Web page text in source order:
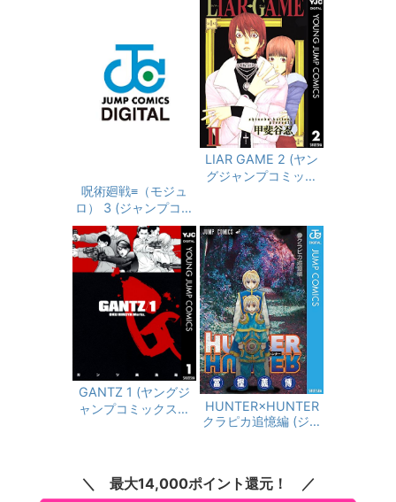
呪術廻戦≡（モジュ
ロ） 3 (ジャンプコミ
ックスDIGITAL)
LIAR GAME 2 (ヤン
グジャンプコミック
GANTZ 1 (ヤングジ
ャンプコミックスDI
HUNTER×HUNTER
クラピカ追憶編 (ジャ
最大14,000ポイント還元！